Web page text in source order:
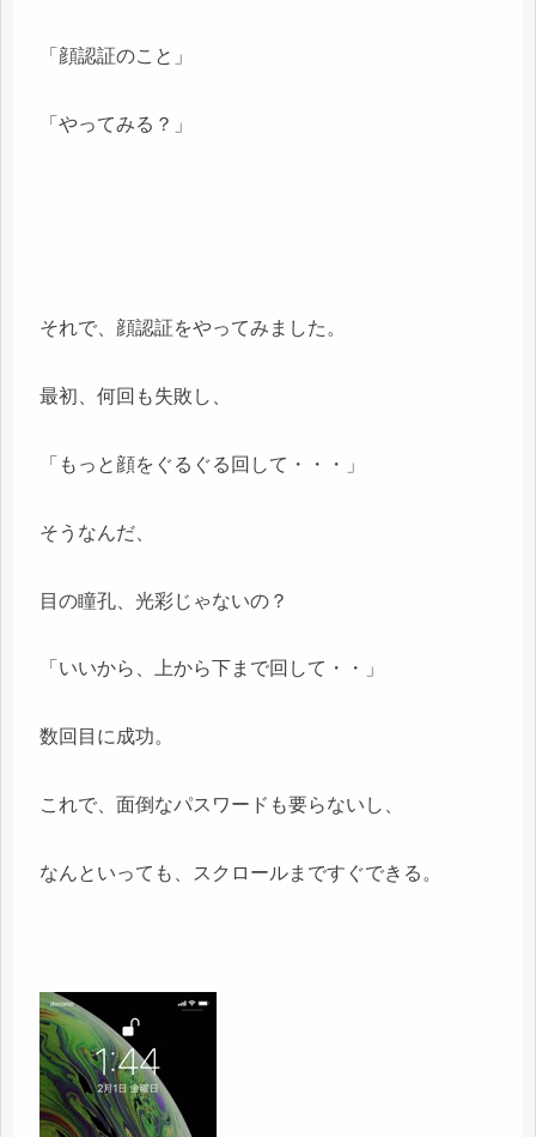
「顔認証のこと」
「やってみる？」
それで、顔認証をやってみました。
最初、何回も失敗し、
「もっと顔をぐるぐる回して・・・」
そうなんだ、
目の瞳孔、光彩じゃないの？
「いいから、上から下まで回して・・」
数回目に成功。
これで、面倒なパスワードも要らないし、
なんといっても、スクロールまですぐできる。